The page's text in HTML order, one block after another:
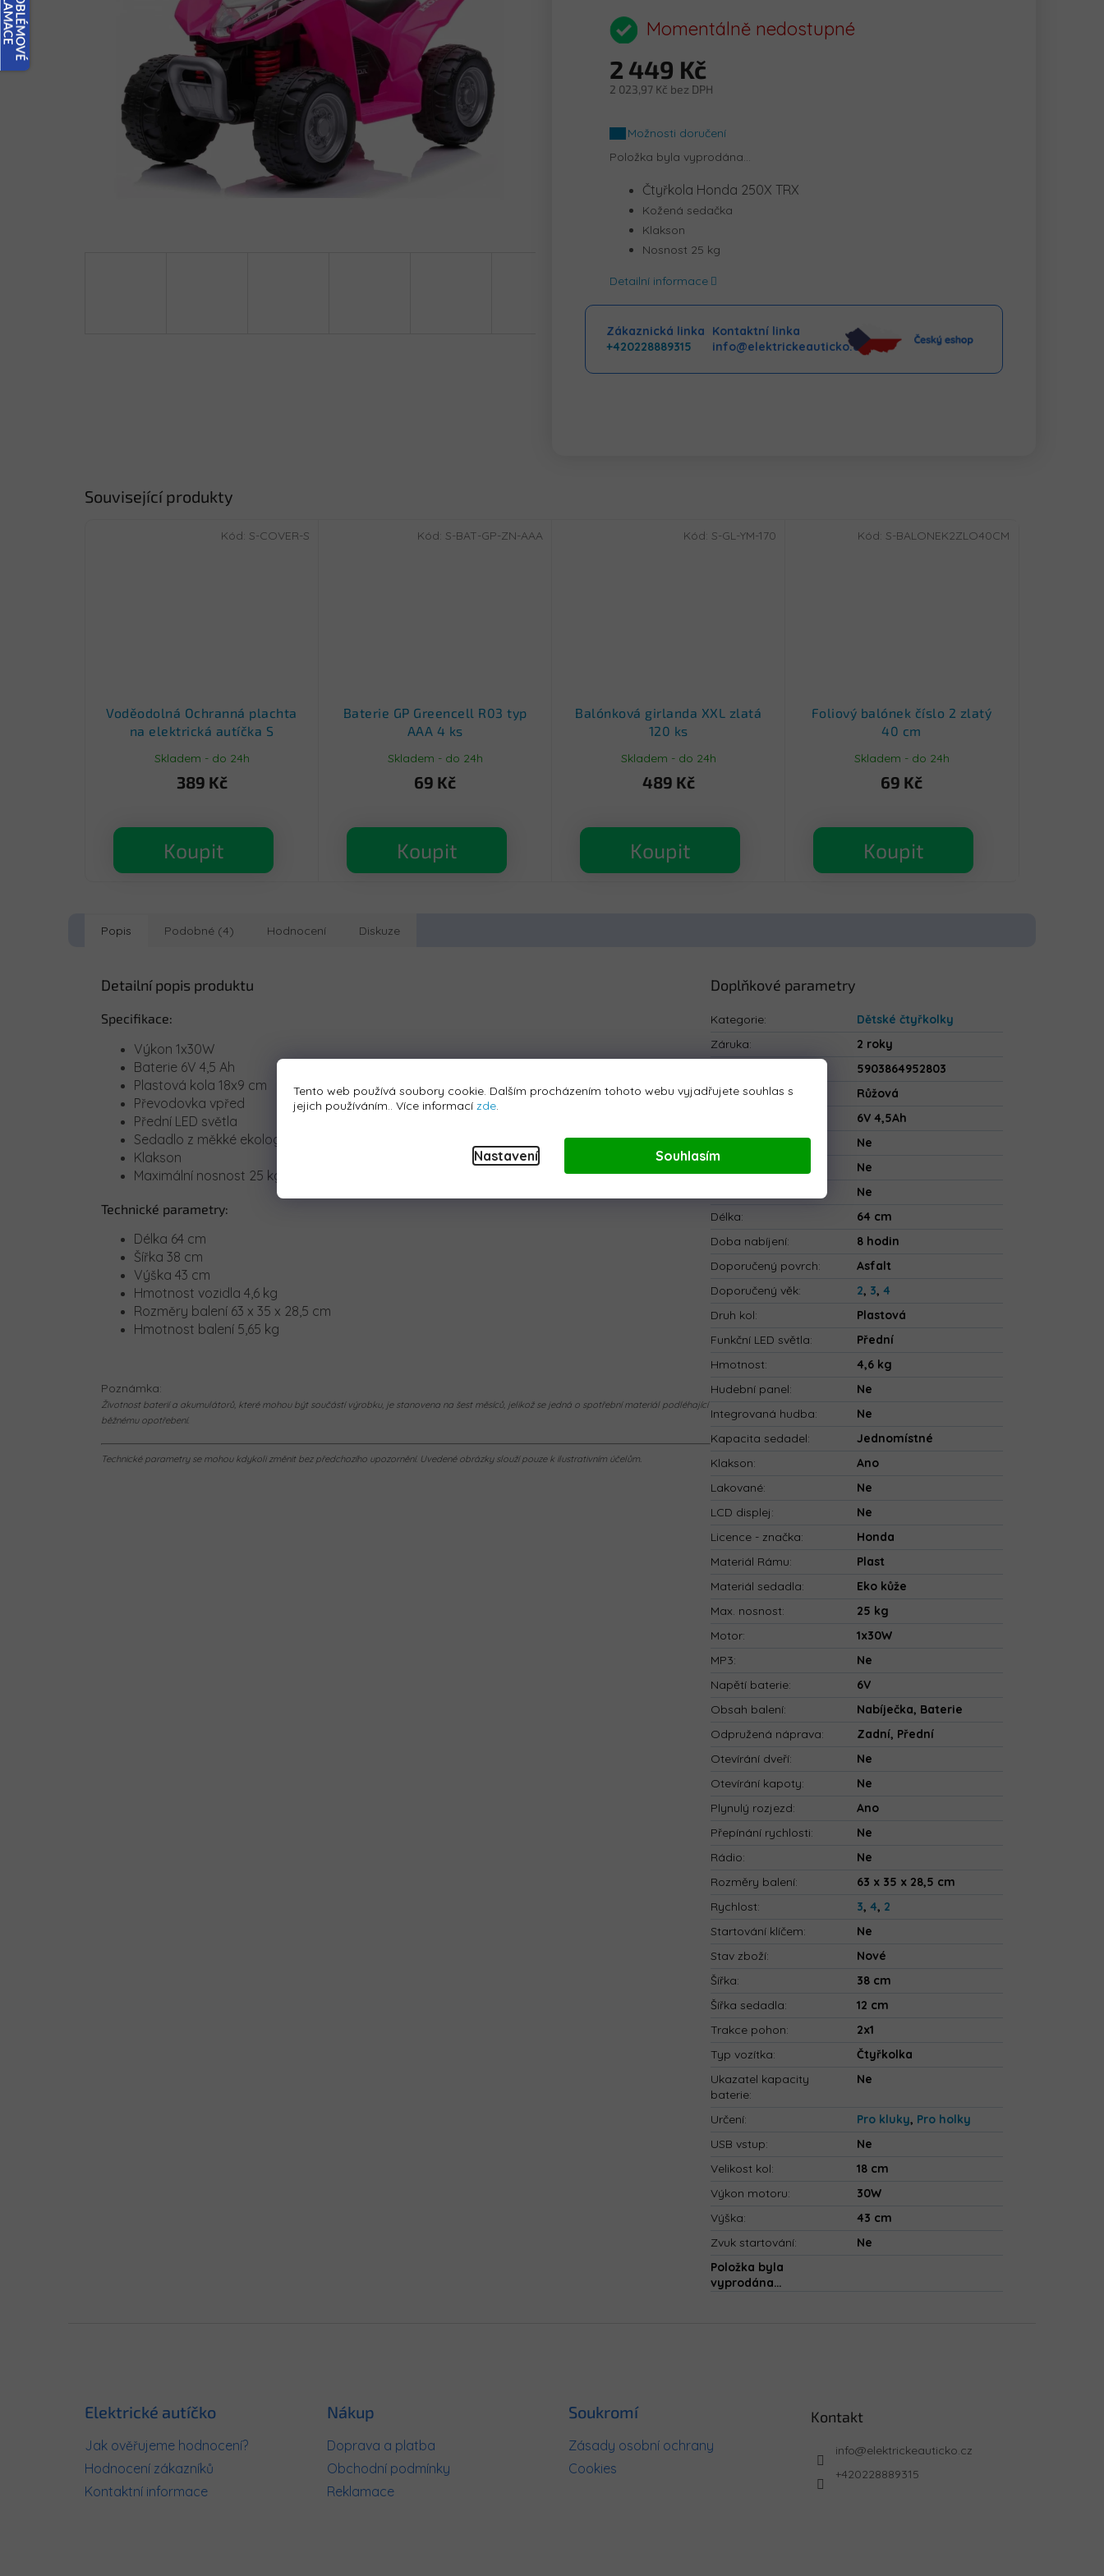
Tento web používá soubory cookie. Dalším procházením tohoto webu vyjadřujete souhlas s
jejich používáním.. Více informací zde
Nastavení Souhlasím
produktu
je
z
5
Momentálně nedostupné
2 449 Kč
2 023,97 Kč bez DPH
cena:Možnosti doručení
Položka byla vyprodána…
Čtyřkola Honda 250X TRX
Kožená sedačka
Klakson
Nosnost 25 kg
Detailní informace
Zákaznická linka
+420228889315
Kontaktní linka
info@elektrickeauticko.cz
Související produkty
Voděodolná Ochranná plachta
na elektrická autíčka S
Skladem - do 24h
389 Kč
Koupit
Kód: S-COVER-S
Baterie GP Greencell R03 typ
AAA 4 ks
Skladem - do 24h
69 Kč
Koupit
Kód: S-BAT-GP-ZN-AAA
Balónková girlanda XXL zlatá
120 ks
Skladem - do 24h
489 Kč
Koupit
Kód: S-GL-YM-170
Foliový balónek číslo 2 zlatý
40 cm
Skladem - do 24h
69 Kč
Koupit
Kód: S-BALONEK2ZLO40CM
Popis Podobné (4) Hodnocení Diskuze
Detailní popis produktu
Specifikace:
Výkon 1x30W
Baterie 6V 4,5 Ah
Plastová kola 18x9 cm
Převodovka vpřed
Přední LED světla
Sedadlo z měkké ekologické kůže 30 x12 cm
Klakson
Maximální nosnost 25 kg
Technické parametry:
Délka 64 cm
Šířka 38 cm
Výška 43 cm
Hmotnost vozidla 4,6 kg
Rozměry balení 63 x 35 x 28,5 cm
Hmotnost balení 5,65 kg
Poznámka:
Životnost baterií a akumulátorů, které mohou být součástí výrobku, je stanovena na šest měsíců, jelikož se jedná o spotřební materiál podléhající
běžnému opotřebení.
Technické parametry se mohou kdykoli změnit bez předchozího upozornění. Uvedené obrázky slouží pouze k ilustrativním účelům.
Doplňkové parametry
Kategorie:
Dětské čtyřkolky
Záruka:
2 roky
5903864952803
Barva:
Růžová
6V 4,5Ah
Bezpečnostní pásy
Ne
Ne
Ne
Délka:
64 cm
Doba nabíjení:
8 hodin
Doporučený povrch:
Asfalt
Doporučený věk: 2, 3,4
Druh kol:
Plastová
Funkční LED světla:
Přední
Hmotnost:
4,6 kg
Hudební panel:
Ne
Integrovaná hudba:
Ne
Kapacita sedadel:
Jednomístné
Klakson:
Ano
Lakované:
Ne
LCD displej:
Ne
Licence - značka:
Honda
Materiál Rámu:
Plast
Materiál sedadla:
Eko kůže
Max. nosnost:
25 kg
Motor:
1x30W
MP3:
Ne
Napětí baterie:
6V
Obsah balení:
Nabíječka, Baterie
Odpružená náprava:
Zadní, Přední
Otevírání dveří:
Ne
Otevírání kapoty:
Ne
Plynulý rozjezd:
Ano
Přepínání rychlosti:
Ne
Rádio:
Ne
Rozměry balení:
63 x 35 x 28,5 cm
Rychlost: 3,4, 2
Startování klíčem:
Ne
Stav zboží:
Nové
Šířka:
38 cm
Šířka sedadla:
12 cm
Trakce pohon:
2x1
Typ vozítka:
Čtyřkolka
Ukazatel kapacity
baterie:
Ne
Určení: Pro kluky, Pro holky
USB vstup:
Ne
Velikost kol:
18 cm
Výkon motoru:
30W
Výška:
43 cm
Zvuk startování:
Ne
Položka byla
vyprodána…
Elektrické autíčko
Jak ověřujeme hodnocení?
Hodnocení zákazníků
Kontaktní informace
Nákup
Doprava a platba
Obchodní podmínky
Reklamace
Soukromí
Zásady osobní ochrany
Cookies
Kontakt
info@elektrickeauticko.cz
+420228889315